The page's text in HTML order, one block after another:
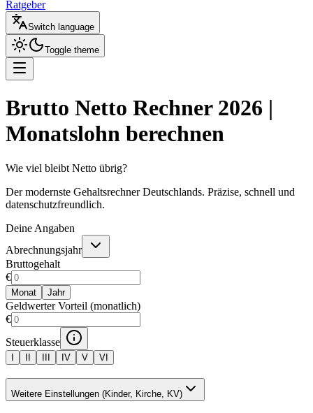
Ratgeber
Switch language
Toggle theme
Brutto Netto Rechner 2026 |
Monatslohn berechnen
Wie viel bleibt Netto übrig?
Der modernste Gehaltsrechner Deutschlands. Präzise, schnell und
datenschutzfreundlich.
Deine Angaben
Abrechnungsjahr
Bruttogehalt
€
Monat Jahr
Geldwerter Vorteil (monatlich)
€
Steuerklasse
IV V VI
Weitere Einstellungen (Kinder, Kirche, KV)